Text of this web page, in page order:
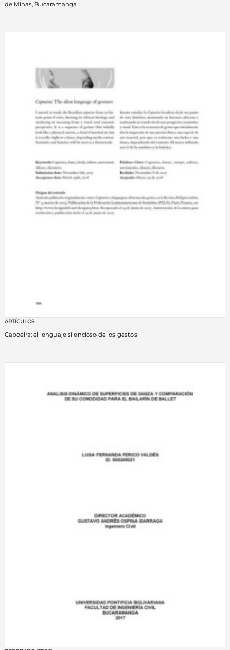
de Minas, Bucaramanga
ARTÍCULOS
Capoeira: el lenguaje silencioso de los gestos